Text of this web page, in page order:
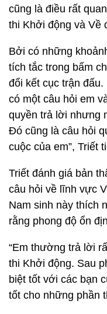
cũng là điều rất
thi Khởi động và Về
Bởi có những
tích tắc trong bấm
đổi kết cục trận
có một câu hỏi em
quyền trả lời nhưng
Đó cũng là câu hỏi
cuộc của em”, Triết
Triết đánh giá bản
câu hỏi về lĩnh vực
Nam sinh này thích
rằng phong độ ổn
“Em thường trả lời
thi Khởi động. Sau
biệt tốt với các bạn
tốt cho những phần